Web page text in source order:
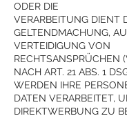
ODER DIE
VERARBEITUNG DIENT
GELTENDMACHUNG,
VERTEIDIGUNG VON
RECHTSANSPRÜCHEN
NACH ART. 21 ABS. 1
WERDEN IHRE
DATEN VERARBEITET,
DIREKTWERBUNG ZU